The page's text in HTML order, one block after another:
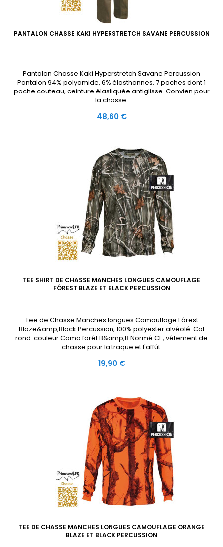
PANTALON CHASSE KAKI HYPERSTRETCH SAVANE PERCUSSION
Pantalon Chasse Kaki Hyperstretch Savane Percussion
Pantalon 94% polyamide, 6% élasthannes. 7 poches dont 1
poche couteau, ceinture élastiquée antiglisse. Convien pour
la chasse.
Prix
48,60 €
TEE SHIRT DE CHASSE MANCHES LONGUES CAMOUFLAGE
FÔREST BLAZE ET BLACK PERCUSSION
Tee de Chasse Manches longues Camouflage Fôrest
Blaze&amp;Black Percussion, 100% polyester alvéolé. Col
rond. couleur Camo forêt B&amp;B Normé CE, vêtement de
chasse pour la traque et l'affût.
Prix
19,90 €
TEE DE CHASSE MANCHES LONGUES CAMOUFLAGE ORANGE
BLAZE ET BLACK PERCUSSION